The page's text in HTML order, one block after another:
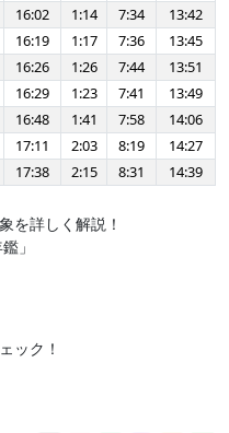
16:02 1:14 7:34
13:42
16:19 1:17 7:36
13:45
16:26 1:26 7:44
13:51
16:29 1:23 7:41
13:49
16:48 1:41 7:58
14:06
17:11 2:03 8:19
14:27
17:38 2:15 8:31 14:39
を詳しく解説！
」
ック！